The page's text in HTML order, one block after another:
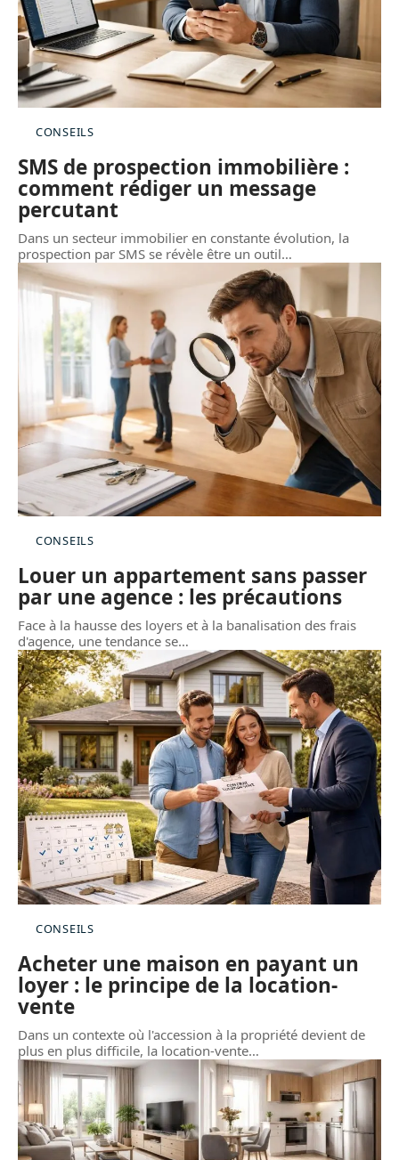
CONSEILS
SMS de prospection immobilière :
comment rédiger un message
percutant
Dans un secteur immobilier en constante évolution, la
prospection par SMS se révèle être un outil…
CONSEILS
Louer un appartement sans passer
par une agence : les précautions
Face à la hausse des loyers et à la banalisation des frais
d'agence, une tendance se…
CONSEILS
Acheter une maison en payant un
loyer : le principe de la location-
vente
Dans un contexte où l'accession à la propriété devient de
plus en plus difficile, la location-vente…